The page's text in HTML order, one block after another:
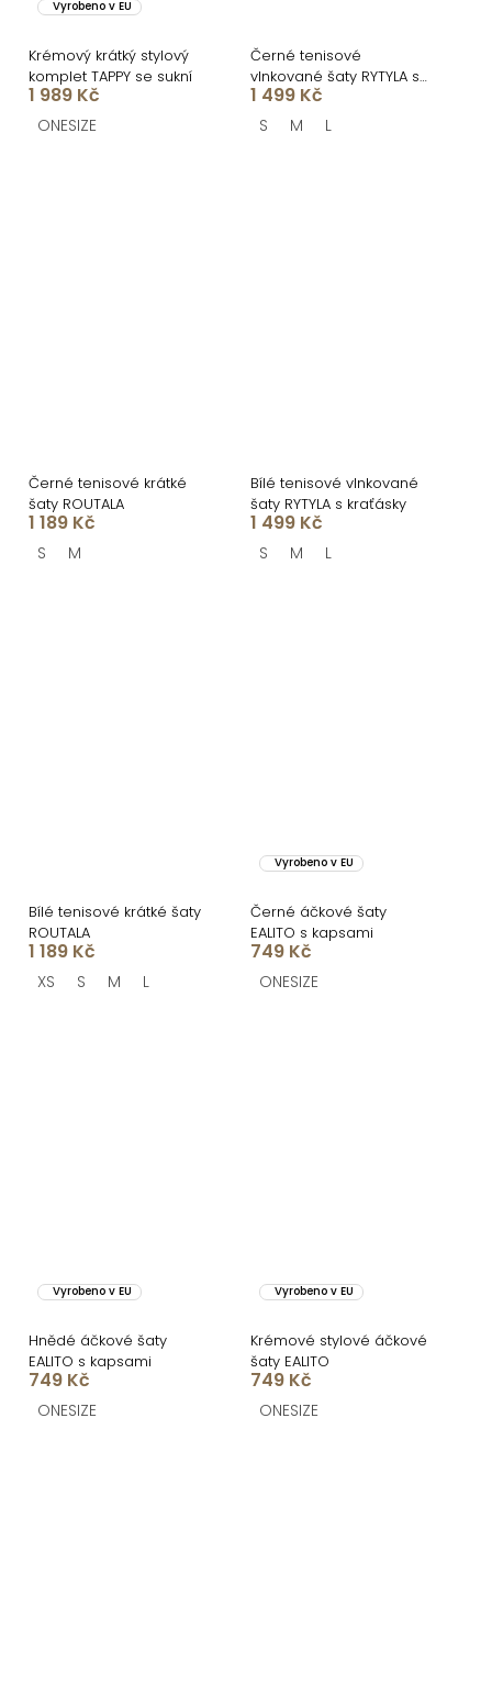
Vyrobeno v EU
Krémový krátký stylový
komplet TAPPY se sukní
1 989 Kč
ONESIZE
Černé tenisové
vlnkované šaty RYTYLA s
kraťásky
1 499 Kč
S M L
Černé tenisové krátké
šaty ROUTALA
1 189 Kč
S M
Bílé tenisové vlnkované
šaty RYTYLA s kraťásky
1 499 Kč
S M L
Bílé tenisové krátké šaty
ROUTALA
1 189 Kč
XS S M L
Vyrobeno v EU
Černé áčkové šaty
EALITO s kapsami
749 Kč
ONESIZE
Vyrobeno v EU
Hnědé áčkové šaty
EALITO s kapsami
749 Kč
ONESIZE
Vyrobeno v EU
Krémové stylové áčkové
šaty EALITO
749 Kč
ONESIZE